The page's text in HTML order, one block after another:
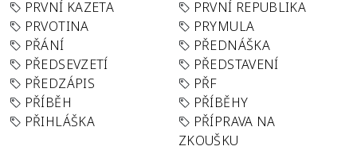
PRVNÍ KAZETA
PRVNÍ REPUBLIKA
PRVOTINA
PRYMULA
PŘÁNÍ
PŘEDNÁŠKA
PŘEDSEVZETÍ
PŘEDSTAVENÍ
PŘEDZÁPIS
PŘF
PŘÍBĚH
PŘÍBĚHY
PŘIHLÁŠKA
PŘÍPRAVA NA
ZKOUŠKU